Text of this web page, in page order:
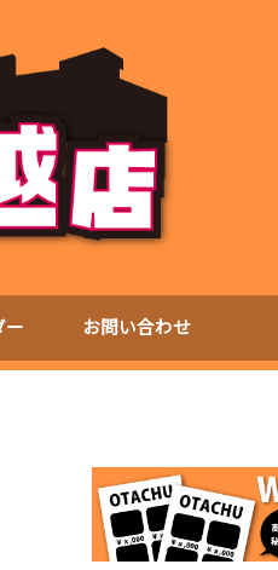
ー お問い合わせ